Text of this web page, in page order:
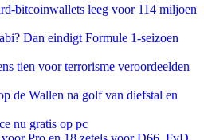
bitcoinwallets leeg voor 114 miljoen
Dan eindigt Formule 1-seizoen
tien voor terrorisme veroordeelden
de Wallen na golf van diefstal en
nu gratis op pc